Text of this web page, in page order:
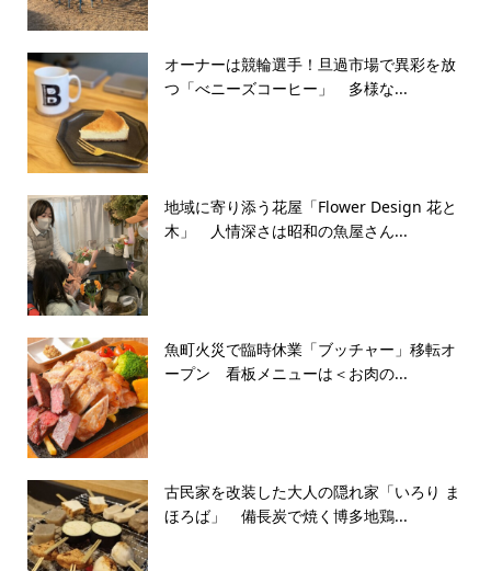
オーナーは競輪選手！旦過市場で異彩を放
つ「べニーズコーヒー」 多様な...
地域に寄り添う花屋「Flower Design 花と
木」 人情深さは昭和の魚屋さん...
魚町火災で臨時休業「ブッチャー」移転オ
ープン 看板メニューは＜お肉の...
古民家を改装した大人の隠れ家「いろり ま
ほろば」 備長炭で焼く博多地鶏...